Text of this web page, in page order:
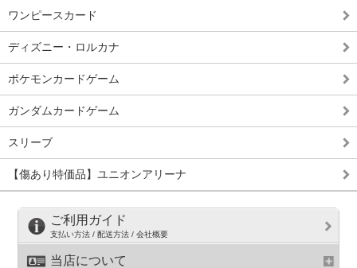
ワンピースカード
ディズニー・ロルカナ
ポケモンカードゲーム
ガンダムカードゲーム
スリーブ
【傷あり特価品】ユニオンアリーナ
ご利用ガイド
支払い方法 / 配送方法 / 会社概要
当店について